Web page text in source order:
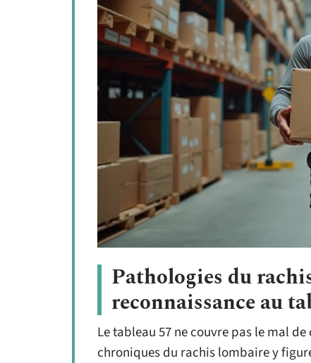
Pathologies du
reconnaissance au
Le tableau 57 ne couvre pas le mal
chroniques du rachis lombaire y